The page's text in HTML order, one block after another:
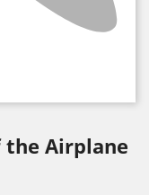
the Airplane